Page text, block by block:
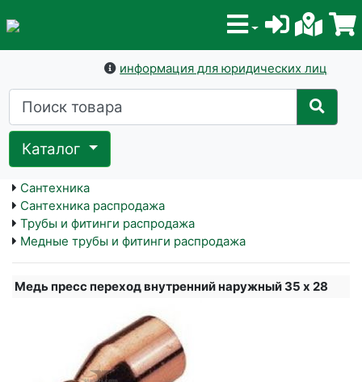
информация для юридических лиц
Каталог
Сантехника
Сантехника распродажа
Трубы и фитинги распродажа
Медные трубы и фитинги распродажа
Медь пресс переход внутренний наружный 35 х 28